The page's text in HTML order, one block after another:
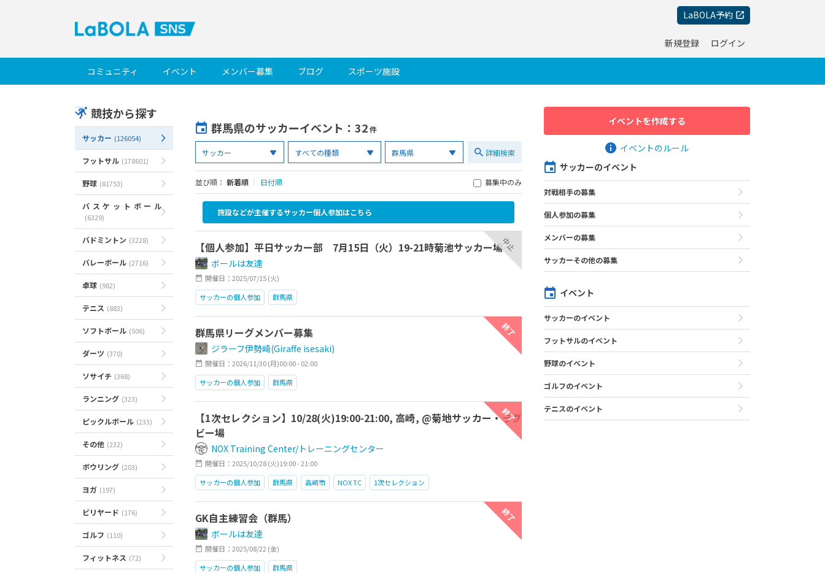
LaBOLA予約
新規登録 ログイン
コミュニティ イベント メンバー募集 ブログ スポーツ施設
競技から探す
サッカー (126054)
フットサル (178601)
野球 (81753)
バスケットボール
(6329)
バドミントン (3228)
バレーボール (2716)
卓球 (982)
テニス (883)
ソフトボール (506)
ダーツ (370)
ソサイチ (368)
ランニング (323)
ピックルボール (233)
その他 (232)
ボウリング (203)
ヨガ (197)
ビリヤード (176)
ゴルフ (110)
フィットネス (72)
群馬県のサッカーイベント ：32件
詳細検索
並び順： 新着順 ｜ 日付順 募集中のみ
施設などが主催するサッカー個人参加はこちら
【個人参加】平日サッカー部 7月15日（火）19-21時菊池サッカー場
ボールは友達
中止
開催日：2025/07/15 (火)
サッカーの個人参加
群馬県
群馬県リーグメンバー募集
ジラーフ伊勢崎(Giraffe isesaki)
終了
開催日：2026/11/30 (月)00:00 - 02:00
サッカーの個人参加
群馬県
【1次セレクション】10/28(火)19:00-21:00, 高崎, @菊地サッカー・ラグ
ビー場
NOX Training Center/トレーニングセンター
終了
開催日：2025/10/28 (火)19:00 - 21:00
サッカーの個人参加
群馬県 高崎市 NOX TC
1次セレクション
NOXメソッド
岡田メソッド 重心移動 16歳～
プロを目指す
ATHENA
社会人 高校生
GK自主練習会（群馬）
ボールは友達
終了
開催日：2025/08/22 (金)
サッカーの個人参加
群馬県
イベントを作成する
イベントのルール
サッカーのイベント
対戦相手の募集
個人参加の募集
メンバーの募集
サッカーその他の募集
イベント
サッカーのイベント
フットサルのイベント
野球のイベント
ゴルフのイベント
テニスのイベント